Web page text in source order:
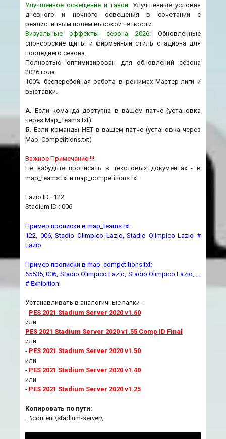
Улучшенное освещение и газон:Улучшенные условия
дневного и ночного освещения в сочетании с
реалистичным полем высокой четкости.
Визуальные эффекты сезона 2026:Обновленные
спонсорские щиты и фирменный стиль стадиона для
последнего сезона.
Полностью оптимизирован для обновлений сезона
2026 года.
100% бесперебойная работа в режимах Мастер-лиги и
выставки.
A. Если команда доступна в вашем патче (установка
через Map_Teams.txt)
Б. Если команды НЕТ в вашем патче (установка через
Map_Competitions.txt)
Важное Примечание !!!
Не забудьте прописать в текстовых документах - в
map_teams.txt и map_competitions.txt
Lazio ID : 122
Stadium ID : 006
Пример прописки в map_teams.txt:
122, 006, Stadio Olimpico Lazio, Stadio Olimpico Lazio #
Lazio
Пример прописки в map_competitions.txt:
65535, 006, Stadio Olimpico Lazio, Stadio Olimpico Lazio, , ,
# Exhibition
Устанавливать в аналогичные папки :
- PES 2021 Stadium Server 2020 v1.60
или
PES 2021 Stadium Server 2020 v1.55 Comp ID Final
или
- PES 2021 Stadium Server 2020 v1.50
или
- PES 2021 Stadium Server 2020 v1.40
или
- PES 2021 Stadium Server 2020 v1.25
Копировать по пути:
...\content\stadium-server\